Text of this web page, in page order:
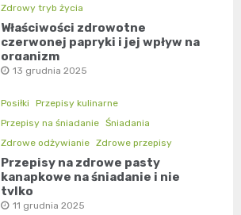
Zdrowy tryb życia
Właściwości zdrowotne
czerwonej papryki i jej wpływ na
organizm
13 grudnia 2025
Posiłki
Przepisy kulinarne
Przepisy na śniadanie Śniadania
Zdrowe odżywianie Zdrowe przepisy
Przepisy na zdrowe pasty
kanapkowe na śniadanie i nie
tylko
11 grudnia 2025